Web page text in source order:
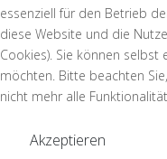
essenziell für den Betrieb
diese Website und die
Cookies). Sie können
möchten. Bitte beachten
nicht mehr alle
Akzeptieren